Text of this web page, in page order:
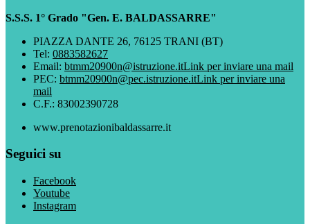
S.S.S. 1° Grado "Gen. E. BALDASSARRE"
PIAZZA DANTE 26, 76125 TRANI (BT)
Tel: 0883582627
Email: btmm20900n@istruzione.itLink per inviare una mail
PEC: btmm20900n@pec.istruzione.itLink per inviare una
mail
C.F.: 83002390728
www.prenotazionibaldassarre.it
Seguici su
Facebook
Youtube
Instagram